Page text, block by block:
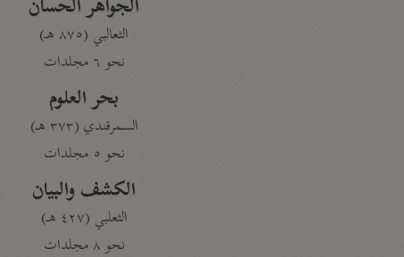
الجواهر الحسان
الثعالبي (٨٧٥ هـ)
نحو ٦ مجلدات
بحر العلوم
السمرقندي (٣٧٣ هـ)
نحو ٥ مجلدات
الكشف والبيان
الثعلبي (٤٢٧ هـ)
نحو ٨ مجلدات